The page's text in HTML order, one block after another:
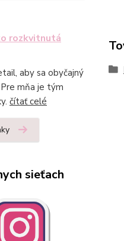
rozkvitnutá
aby sa obyčajný
mňa je tým
čítať celé
sieťach